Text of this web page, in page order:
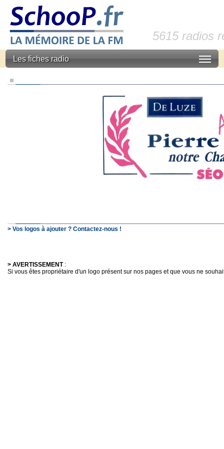
5615 radios
Les fiches radio
> Vos logos à ajouter ? Contactez-nous !
> AVERTISSEMENT:
Si vous êtes propriétaire d'un logo présent sur nos pages et que vous ne